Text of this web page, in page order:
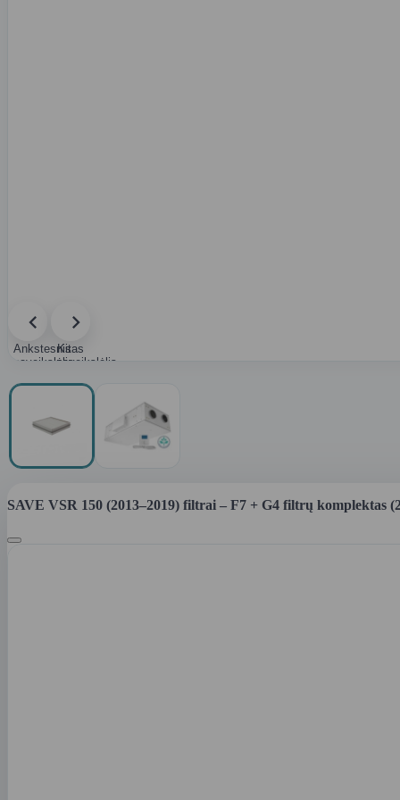
Ankstesnis
paveikslėlis
Kitas
paveikslėlis
SAVE VSR 150 (2013–2019) filtrai – F7 + G4 filtrų komplektas